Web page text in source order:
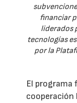
financiar
liderados
tecnologías
por la
El programa
cooperación